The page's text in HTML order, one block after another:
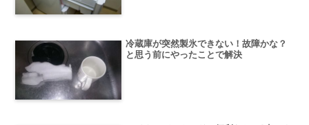
冷蔵庫が突然製氷できない！故障かな？
と思う前にやったことで解決